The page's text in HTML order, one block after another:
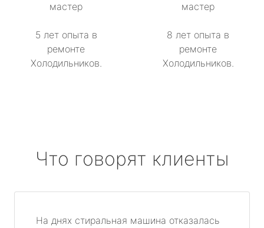
мастер
5 лет опыта в
ремонте
Холодильников.
мастер
8 лет опыта в
ремонте
Холодильников.
Что говорят клиенты
На днях стиральная машина отказалась